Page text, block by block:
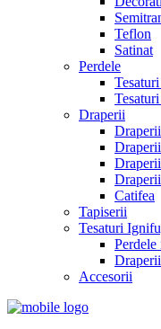
Teflon
Satinat
Perdele
Draperii
Catifea
Tapiserii
Tesaturi
Accesorii